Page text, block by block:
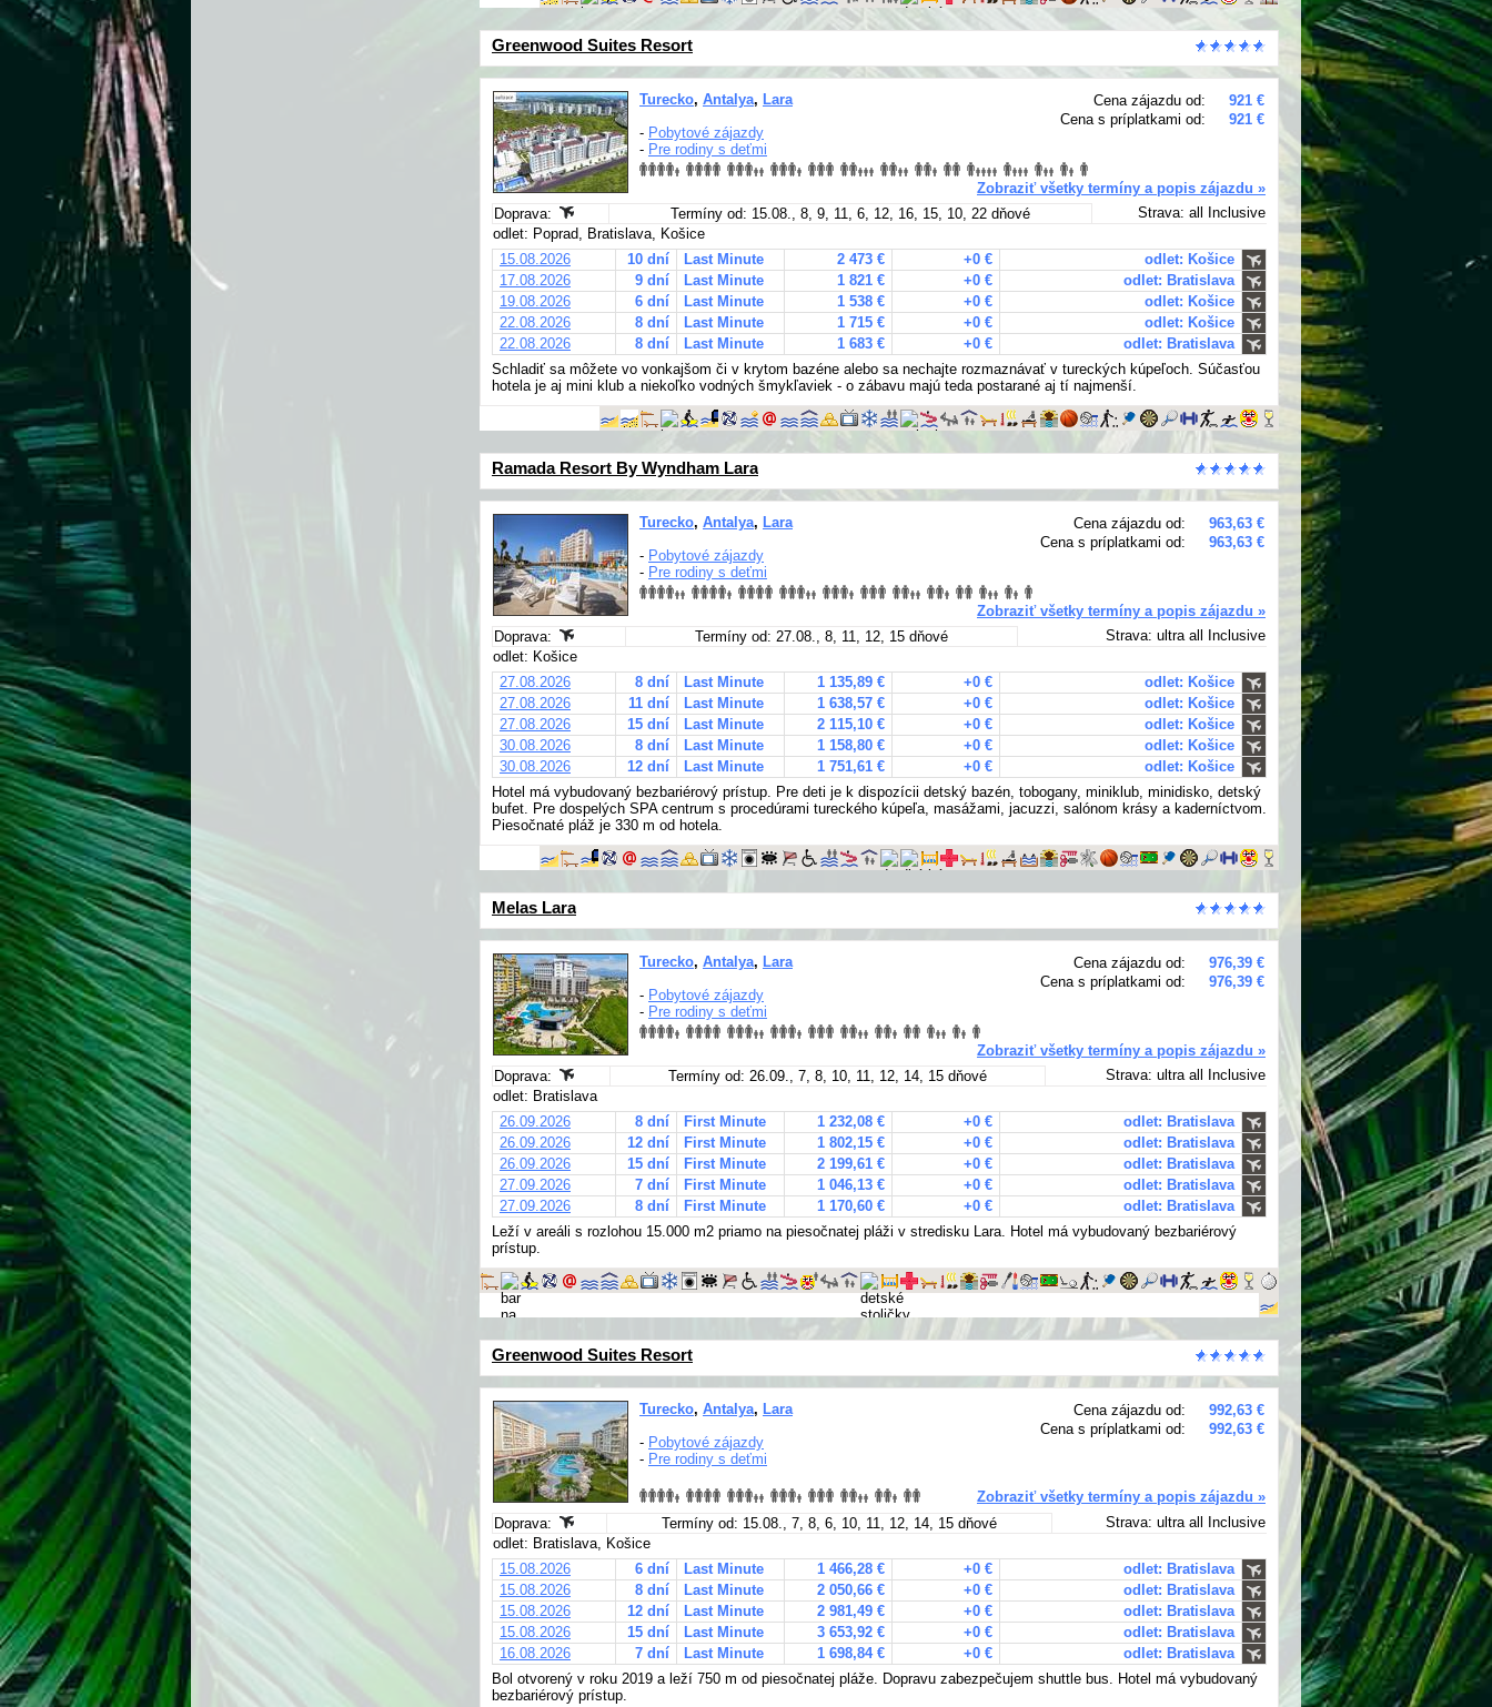
Greenwood Suites Resort
Cena zájazdu od:
921 €
Cena s príplatkami od:
921 €
Turecko, Antalya, Lara
- Pobytové zájazdy
- Pre rodiny s deťmi
Zobraziť všetky termíny a popis zájazdu »
Doprava:
Termíny od: 15.08., 8, 9, 11, 6, 12, 16, 15, 10, 22 dňové
Strava: all Inclusive
odlet: Poprad, Bratislava, Košice
15.08.2026
10 dní Last Minute 2 473 € +0 €
odlet: Košice
17.08.2026
9 dní Last Minute 1 821 € +0 €
odlet: Bratislava
19.08.2026
6 dní Last Minute 1 538 € +0 €
odlet: Košice
22.08.2026
8 dní Last Minute 1 715 € +0 €
odlet: Košice
22.08.2026
8 dní Last Minute 1 683 € +0 €
odlet: Bratislava
Schladiť sa môžete vo vonkajšom či v krytom bazéne alebo sa nechajte rozmaznávať v tureckých kúpeľoch. Súčasťou
hotela je aj mini klub a niekoľko vodných šmykľaviek - o zábavu majú teda postarané aj tí najmenší.
Ramada Resort By Wyndham Lara
Cena zájazdu od:
963,63 €
Cena s príplatkami od:
963,63 €
Turecko, Antalya, Lara
- Pobytové zájazdy
- Pre rodiny s deťmi
Zobraziť všetky termíny a popis zájazdu »
Doprava:
Termíny od: 27.08., 8, 11, 12, 15 dňové
Strava: ultra all Inclusive
odlet: Košice
27.08.2026
8 dní Last Minute 1 135,89 € +0 €
odlet: Košice
27.08.2026
11 dní Last Minute 1 638,57 € +0 €
odlet: Košice
27.08.2026
15 dní Last Minute 2 115,10 € +0 €
odlet: Košice
30.08.2026
8 dní Last Minute 1 158,80 € +0 €
odlet: Košice
30.08.2026
12 dní Last Minute 1 751,61 € +0 €
odlet: Košice
Hotel má vybudovaný bezbariérový prístup. Pre deti je k dispozícii detský bazén, tobogany, miniklub, minidisko, detský
bufet. Pre dospelých SPA centrum s procedúrami tureckého kúpeľa, masážami, jacuzzi, salónom krásy a kaderníctvom.
Piesočnaté pláž je 330 m od hotela.
Melas Lara
Cena zájazdu od:
976,39 €
Cena s príplatkami od:
976,39 €
Turecko, Antalya, Lara
- Pobytové zájazdy
- Pre rodiny s deťmi
Zobraziť všetky termíny a popis zájazdu »
Doprava:
Termíny od: 26.09., 7, 8, 10, 11, 12, 14, 15 dňové
Strava: ultra all Inclusive
odlet: Bratislava
26.09.2026
8 dní First Minute 1 232,08 € +0 €
odlet: Bratislava
26.09.2026
12 dní First Minute 1 802,15 € +0 €
odlet: Bratislava
26.09.2026
15 dní First Minute 2 199,61 € +0 €
odlet: Bratislava
27.09.2026
7 dní First Minute 1 046,13 € +0 €
odlet: Bratislava
27.09.2026
8 dní First Minute 1 170,60 € +0 €
odlet: Bratislava
Leží v areáli s rozlohou 15.000 m2 priamo na piesočnatej pláži v stredisku Lara. Hotel má vybudovaný bezbariérový
prístup.
Greenwood Suites Resort
Cena zájazdu od:
992,63 €
Cena s príplatkami od:
992,63 €
Turecko, Antalya, Lara
- Pobytové zájazdy
- Pre rodiny s deťmi
Zobraziť všetky termíny a popis zájazdu »
Doprava:
Termíny od: 15.08., 7, 8, 6, 10, 11, 12, 14, 15 dňové
Strava: ultra all Inclusive
odlet: Bratislava, Košice
15.08.2026
6 dní Last Minute 1 466,28 € +0 €
odlet: Bratislava
15.08.2026
8 dní Last Minute 2 050,66 € +0 €
odlet: Bratislava
15.08.2026
12 dní Last Minute 2 981,49 € +0 €
odlet: Bratislava
15.08.2026
15 dní Last Minute 3 653,92 € +0 €
odlet: Bratislava
16.08.2026
7 dní Last Minute 1 698,84 € +0 €
odlet: Bratislava
Bol otvorený v roku 2019 a leží 750 m od piesočnatej pláže. Dopravu zabezpečujem shuttle bus. Hotel má vybudovaný
bezbariérový prístup.